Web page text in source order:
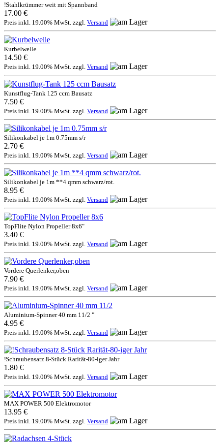
!Stahlkrümmer weit mit Spannband
17.00 €
Preis inkl. 19.00% MwSt. zzgl. Versand
Kurbelwelle
14.50 €
Preis inkl. 19.00% MwSt. zzgl. Versand
Kunstflug-Tank 125 ccm Bausatz
7.50 €
Preis inkl. 19.00% MwSt. zzgl. Versand
Silikonkabel je 1m 0.75mm s/r
2.70 €
Preis inkl. 19.00% MwSt. zzgl. Versand
Silikonkabel je 1m **4 qmm schwarz/rot.
8.95 €
Preis inkl. 19.00% MwSt. zzgl. Versand
TopFlite Nylon Propeller 8x6"
3.40 €
Preis inkl. 19.00% MwSt. zzgl. Versand
Vordere Querlenker,oben
7.90 €
Preis inkl. 19.00% MwSt. zzgl. Versand
Aluminium-Spinner 40 mm 11/2 "
4.95 €
Preis inkl. 19.00% MwSt. zzgl. Versand
!Schraubensatz 8-Stück Rarität-80-iger Jahr
1.80 €
Preis inkl. 19.00% MwSt. zzgl. Versand
MAX POWER 500 Elektromotor
13.95 €
Preis inkl. 19.00% MwSt. zzgl. Versand